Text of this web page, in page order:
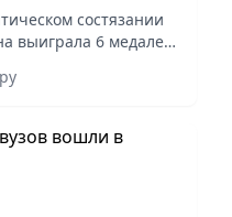
состязании
выиграла 6 медалей,